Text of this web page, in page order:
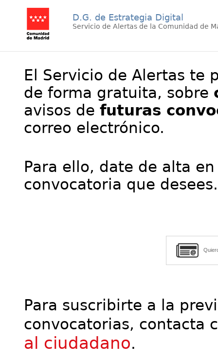
D.G. de Estrategia Digital
Servicio de Alertas de la Comunidad de
El Servicio de Alertas te
de forma gratuita, sobre
avisos de futuras
correo electrónico.
Para ello, date de alta
convocatoria que desees.
Para suscribirte a la
convocatorias, contacta
al ciudadano.